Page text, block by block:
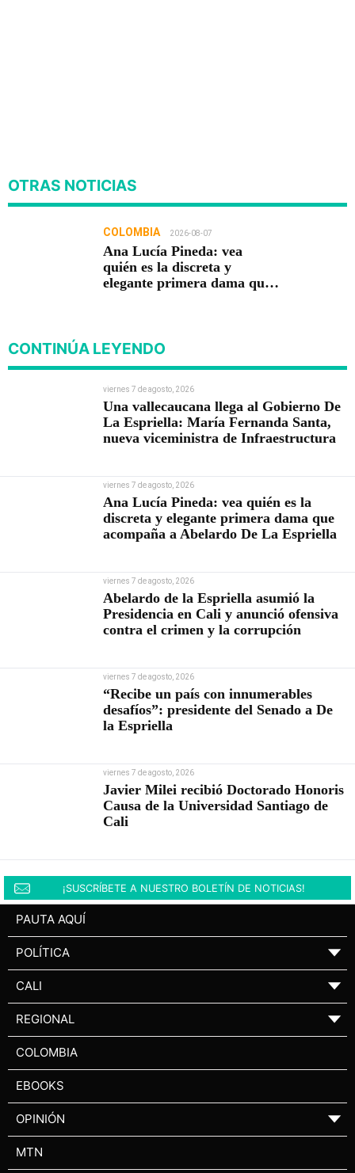
OTRAS NOTICIAS
COLOMBIA 2026-08-07
Ana Lucía Pineda: vea
quién es la discreta y
elegante primera dama que
CONTINÚA LEYENDO
viernes 7 de agosto, 2026
Una vallecaucana llega al Gobierno De
La Espriella: María Fernanda Santa,
nueva viceministra de Infraestructura
viernes 7 de agosto, 2026
Ana Lucía Pineda: vea quién es la
discreta y elegante primera dama que
acompaña a Abelardo De La Espriella
viernes 7 de agosto, 2026
Abelardo de la Espriella asumió la
Presidencia en Cali y anunció ofensiva
contra el crimen y la corrupción
viernes 7 de agosto, 2026
“Recibe un país con innumerables
desafíos”: presidente del Senado a De
la Espriella
viernes 7 de agosto, 2026
Javier Milei recibió Doctorado Honoris
Causa de la Universidad Santiago de
Cali
¡SUSCRÍBETE A NUESTRO BOLETÍN DE NOTICIAS!
PAUTA AQUÍ
POLÍTICA ▼
CALI ▼
REGIONAL ▼
COLOMBIA
EBOOKS
OPINIÓN ▼
MTN